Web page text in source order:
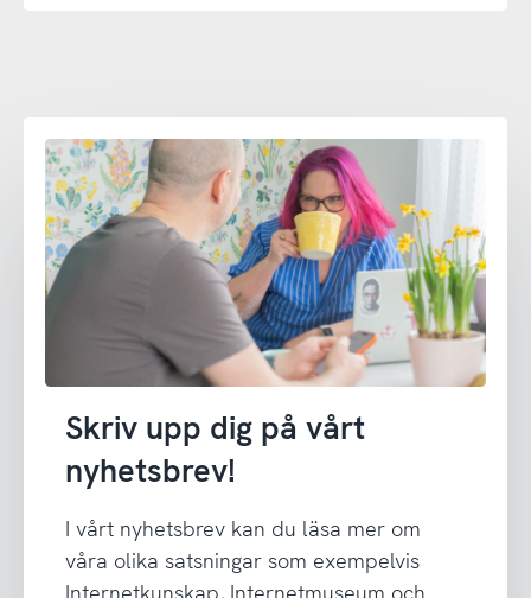
Skriv upp dig på vårt
nyhetsbrev!
I vårt nyhetsbrev kan du läsa mer om
våra olika satsningar som exempelvis